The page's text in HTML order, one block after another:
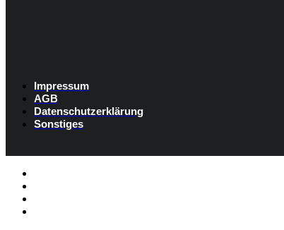
Impressum
AGB
Datenschutzerklärung
Sonstiges